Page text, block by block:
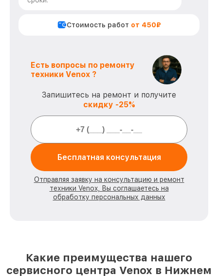
Стоимость работ от 450₽
Есть вопросы по ремонту
техники Venox ?
Запишитесь на ремонт и получите
скидку -25%
Бесплатная консультация
Отправляя заявку на консультацию и ремонт
техники Venox, Вы соглашаетесь на
обработку персональных данных
Какие преимущества нашего
сервисного центра Venox в Нижнем